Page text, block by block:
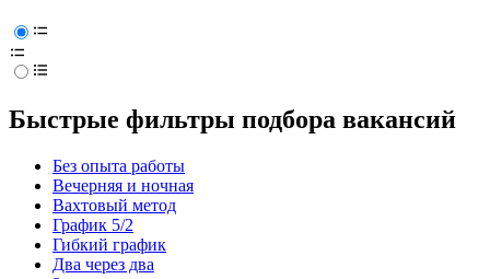
Быстрые фильтры подбора вакансий
Без опыта работы
Вечерняя и ночная
Вахтовый метод
График 5/2
Гибкий график
Два через два